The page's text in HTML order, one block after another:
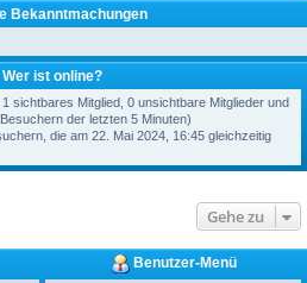
Bekanntmachungen
ist online?
sichtbares Mitglied, 0 unsichtbare Mitglieder und
der letzten 5 Minuten)
die am 22. Mai 2024, 16:45 gleichzeitig
Gehe zu
Benutzer-Menü